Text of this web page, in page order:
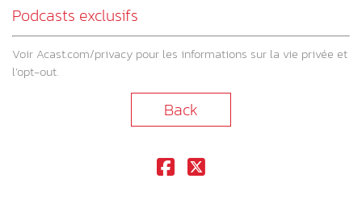
Podcasts exclusifs
Voir Acast.com/privacy pour les informations sur la vie privée et
l’opt-out.
Back